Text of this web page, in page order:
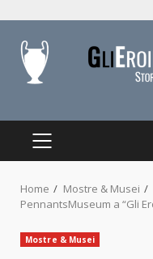
content
PRIMARY
Home
Mostre & Musei
PennantsMuseum a “Gli
Mostre & Musei